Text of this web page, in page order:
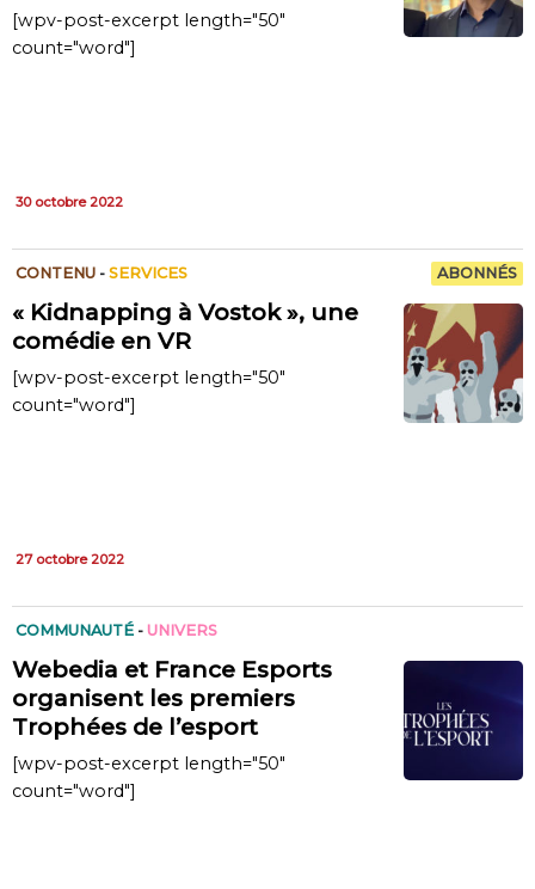
[wpv-post-excerpt length="50"
count="word"]
30 octobre 2022
CONTENU - SERVICES ABONNÉS
« Kidnapping à Vostok », une
comédie en VR
[wpv-post-excerpt length="50"
count="word"]
27 octobre 2022
COMMUNAUTÉ - UNIVERS
Webedia et France Esports
organisent les premiers
Trophées de l’esport
[wpv-post-excerpt length="50"
count="word"]